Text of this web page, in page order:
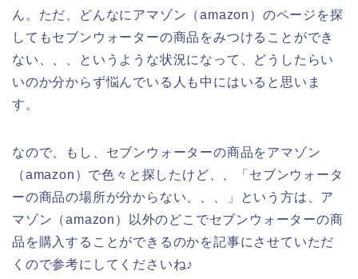
ん。ただ、どんなにアマゾン（amazon）のページを探
してもセブンウォーターの商品をみつけることができ
ない、、、というような状況になって、どうしたらい
いのか分からず悩んでいる人も中にはいると思いま
す。
なので、もし、セブンウォーターの商品をアマゾン
（amazon）で色々と探したけど、、「セブンウォータ
ーの商品の場所が分からない、、、」という方は、ア
マゾン（amazon）以外のどこでセブンウォーターの商
品を購入することができるのかを記事にさせていただ
くので参考にしてくださいね♪